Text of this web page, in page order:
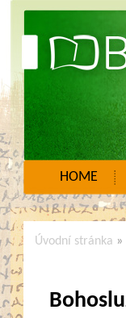
HOME
Úvodní stránka »